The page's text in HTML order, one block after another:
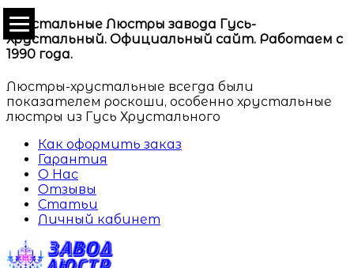
Хрустальные Люстры завода Гусь-
Хрустальный. Официальный сайт. Работаем с
1990 года.
Люстры-хрустальные всегда были
показателем роскоши, особенно хрустальные
люстры из Гусь Хрустального
Как оформить заказ
Гарантия
О Нас
Отзывы
Статьи
Личный кабинет